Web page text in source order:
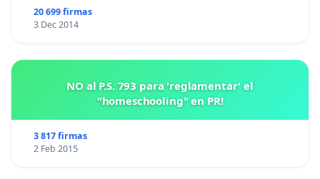
20 699 firmas
3 Dec 2014
NO al P.S. 793 para 'reglamentar' el
"homeschooling" en PR!
3 817 firmas
2 Feb 2015